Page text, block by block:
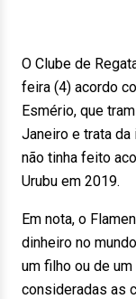
O Clube de
feira (4) acordo
Esmério, que
Janeiro e trata da
não tinha feito
Urubu em 2019.
Em nota, o
dinheiro no
um filho ou de
consideradas as